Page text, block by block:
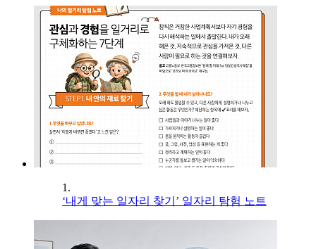
1.
‘내게 맞는 일자리 찾기’ 일자리 탐험 노트